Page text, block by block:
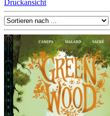
Druckansicht